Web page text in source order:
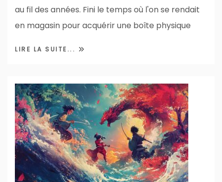
au fil des années. Fini le temps où l'on se rendait
en magasin pour acquérir une boîte physique
LIRE LA SUITE...